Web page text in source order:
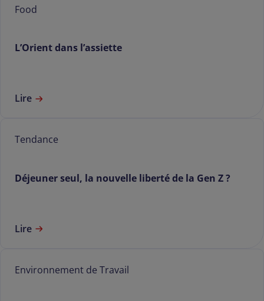
Food
L’Orient dans l’assiette
Lire
Tendance
Déjeuner seul, la nouvelle liberté de la Gen Z ?
Lire
Environnement de Travail